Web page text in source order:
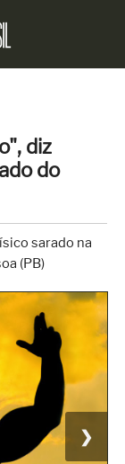
diz
do
sarado na
(PB)
❯